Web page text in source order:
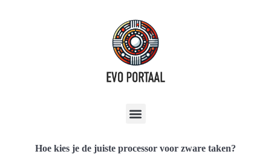
Hoe kies je de juiste processor voor zware taken?